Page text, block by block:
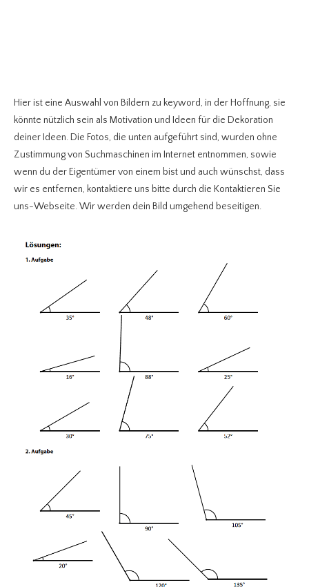
Hier ist eine Auswahl von Bildern zu keyword, in der Hoffnung, sie
könnte nützlich sein als Motivation und Ideen für die Dekoration
deiner Ideen. Die Fotos, die unten aufgeführt sind, wurden ohne
Zustimmung von Suchmaschinen im Internet entnommen, sowie
wenn du der Eigentümer von einem bist und auch wünschst, dass
wir es entfernen, kontaktiere uns bitte durch die Kontaktieren Sie
uns-Webseite. Wir werden dein Bild umgehend beseitigen.